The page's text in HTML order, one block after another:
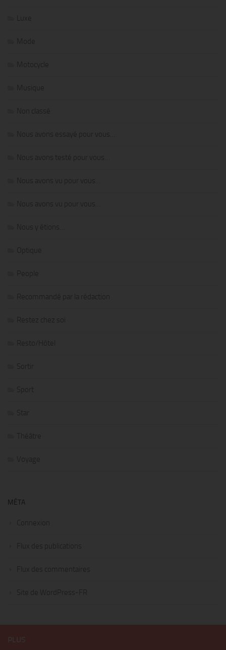
Luxe
Mode
Motocycle
Musique
Non classé
Nous avons essayé pour vous…
Nous avons testé pour vous…
Nous avons vu pour vous…
Nous avons vu pour vous…
Nous y étions…
Optique
People
Recommandé par la rédaction
Restez chez soi
Resto/Hôtel
Sortir
Sport
Star
Théâtre
Voyage
MÉTA
Connexion
Flux des publications
Flux des commentaires
Site de WordPress-FR